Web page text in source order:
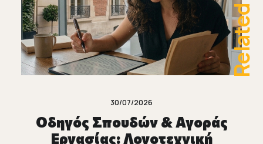
30/07/2026
Οδηγός Σπουδών & Αγοράς
Εργασίας: Λογοτεχνική
Related